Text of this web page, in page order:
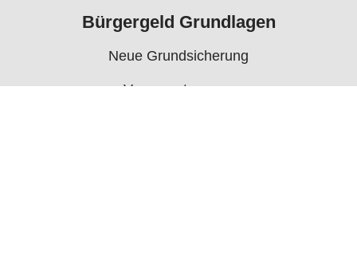
Bürgergeld Grundlagen
Neue Grundsicherung
Voraussetzungen